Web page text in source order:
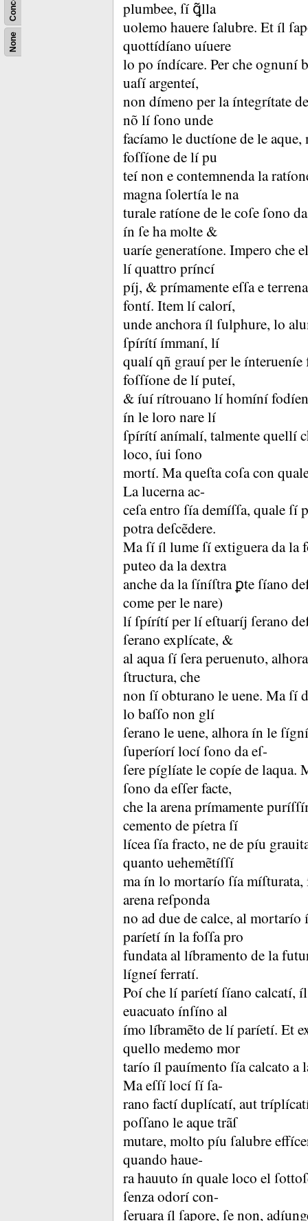
None
plumbee, ſí ꝗ̃lla
uolemo hauere ſalubre. Et íl
quottídíano uíuere
lo po índícare. Per che ognuní
uaſí argenteí,
non dímeno per la íntegrítate
nõ lí ſono unde
facíamo le ductíone de le
foſſíone de lí pu
teí non e contemnenda la
magna ſolertía le na
turale ratíone de le coſe ſono
ín ſe ha molte &
uaríe generatíone. Impero che
lí quattro príncí
píj, &prímamente eſſa e
fontí. Item lí calorí,
unde anchora íl ſulphure, lo
ſpírítí ímmaní, lí
qualí qñ grauí per le ínterueníe
foſſíone de lí puteí,
&íuí rítrouano lí homíní
ín le loro nare lí
ſpírítí anímalí, talmente quellí
loco, íui ſono
mortí. Ma queſta coſa con
La lucerna ac-
ceſa entro ſía demíſſa, quale
potra deſcẽdere.
Ma ſí íl lume ſí extiguera da la
puteo da la dextra
anche da la ſíníſtra ꝑte ſíano
come per le nare)
lí ſpírítí per lí eſtuaríj ſerano
ſerano explícate, &
al aqua ſí ſera peruenuto,
ſtructura, che
non ſí obturano le uene. Ma ſí
lo baſſo non glí
ſerano le uene, alhora ín le
ſuperíorí locí ſono da eſ-
ſere píglíate le copíe de laqua.
ſono da eſſer facte,
che la arena prímamente
cemento de píetra ſí
lícea ſía fracto, ne de píu
quanto uehemẽtíſſí
ma ín lo mortarío ſía
arena reſponda
no ad due de calce, al
paríetí ín la foſſa pro
fundata al líbramento de la
lígneí ferratí.
Poí che lí paríetí ſíano calcatí,
euacuato ínſíno al
ímo líbramẽto de lí paríetí. Et
quello medemo mor
tarío íl pauímento ſía calcato a
Ma eſſí locí ſí ſa-
rano factí duplícatí, aut
poſſano le aque trãſ
mutare, molto píu ſalubre
quando haue-
ra hauuto ín quale loco el
ſenza odorí con-
ſeruara íl ſapore, ſe non,